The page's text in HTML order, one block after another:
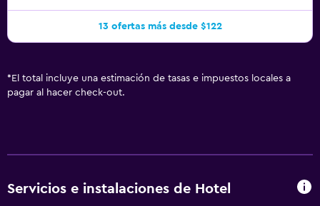
13 ofertas más desde $122
* El total incluye una estimación de tasas e impuestos locales a
pagar al hacer check-out.
Servicios e instalaciones de Hotel